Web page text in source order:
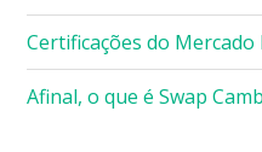
Certificações do Mercado
Afinal, o que é Swap